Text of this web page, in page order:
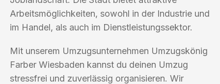
Arbeitsmöglichkeiten, sowohl in der Industrie und
im Handel, als auch im Dienstleistungssektor.
Mit unserem Umzugsunternehmen Umzugskönig
Farber Wiesbaden kannst du deinen Umzug
stressfrei und zuverlässig organisieren. Wir